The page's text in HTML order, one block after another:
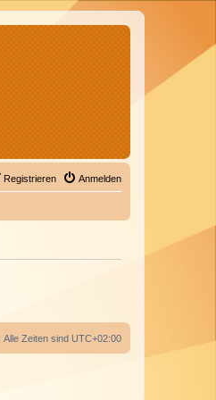
Anmelden
Registrieren
Alle Zeiten sind UTC+02:00